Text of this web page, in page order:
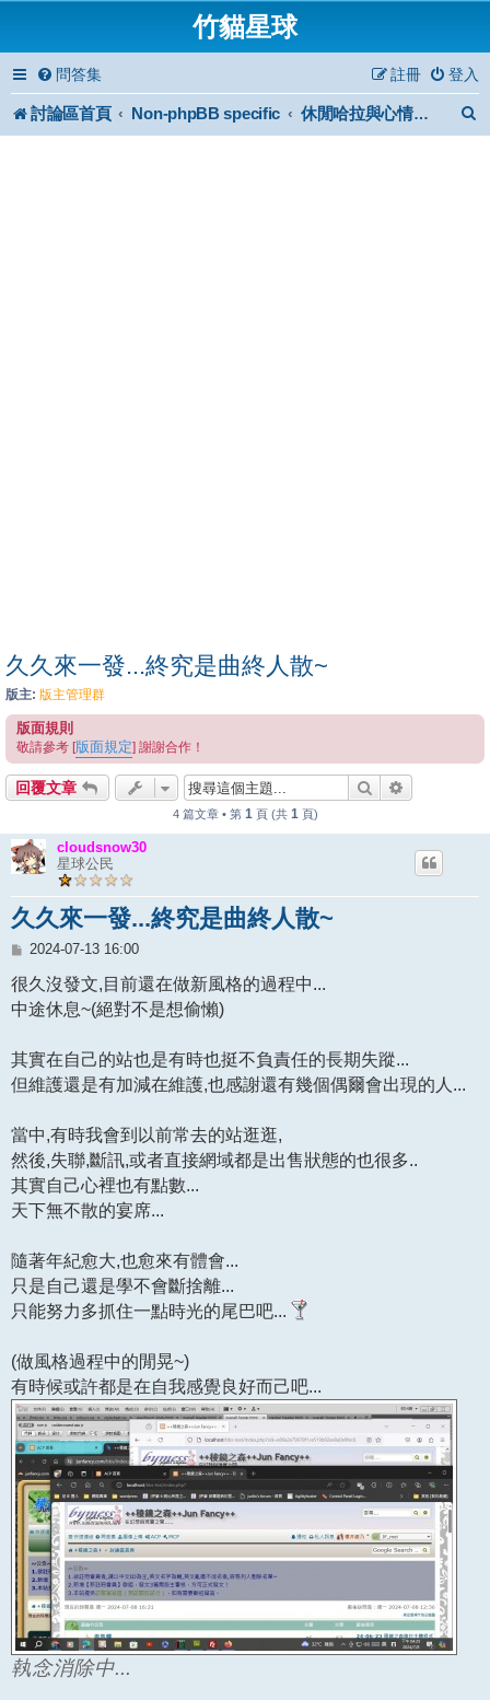
竹貓星球
問答集 登入
註冊
討論區首頁 Non-phpBB specific 休閒哈拉與心情小品
久久來一發...終究是曲終人散~
版主: 版主管理群
版面規則
敬請參考 [版面規定] 謝謝合作！
回覆文章 搜尋
4 篇文章 • 第 1 頁 (共 1 頁)
cloudsnow30
星球公民
久久來一發...終究是曲終人散~
文
2024-07-13 16:00
很久沒發文,目前還在做新風格的過程中...
中途休息~(絕對不是想偷懶)
其實在自己的站也是有時也挺不負責任的長期失蹤...
但維護還是有加減在維護,也感謝還有幾個偶爾會出現的人...
當中,有時我會到以前常去的站逛逛,
然後,失聯,斷訊,或者直接網域都是出售狀態的也很多..
其實自己心裡也有點數...
天下無不散的宴席...
隨著年紀愈大,也愈來有體會...
只是自己還是學不會斷捨離...
只能努力多抓住一點時光的尾巴吧...
(做風格過程中的閒晃~)
有時候或許都是在自我感覺良好而己吧...
執念消除中...